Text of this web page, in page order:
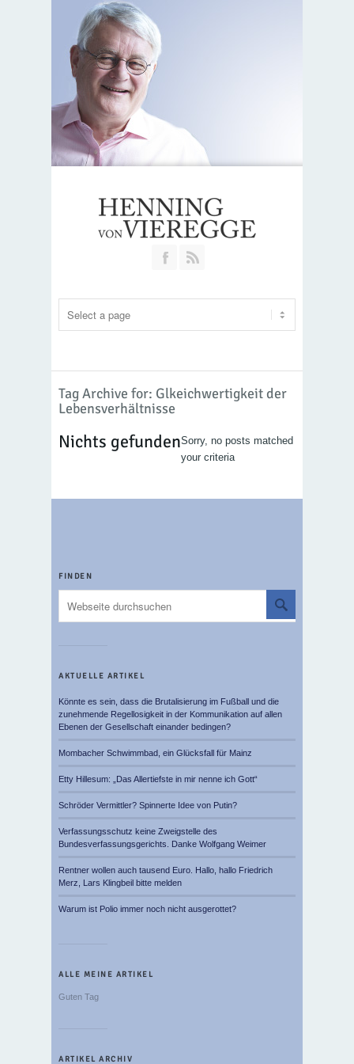
Join our Facebook Group
Tag Archive for: Glkeichwertigkeit der
Lebensverhältnisse
Nichts gefundenSorry, no posts matched
your criteria
FINDEN
AKTUELLE ARTIKEL
Könnte es sein, dass die Brutalisierung im Fußball und die
zunehmende Regellosigkeit in der Kommunikation auf allen
Ebenen der Gesellschaft einander bedingen?
Mombacher Schwimmbad, ein Glücksfall für Mainz
Etty Hillesum: „Das Allertiefste in mir nenne ich Gott“
Schröder Vermittler? Spinnerte Idee von Putin?
Verfassungsschutz keine Zweigstelle des
Bundesverfassungsgerichts. Danke Wolfgang Weimer
Rentner wollen auch tausend Euro. Hallo, hallo Friedrich
Merz, Lars Klingbeil bitte melden
Warum ist Polio immer noch nicht ausgerottet?
ALLE MEINE ARTIKEL
Guten Tag
ARTIKEL ARCHIV